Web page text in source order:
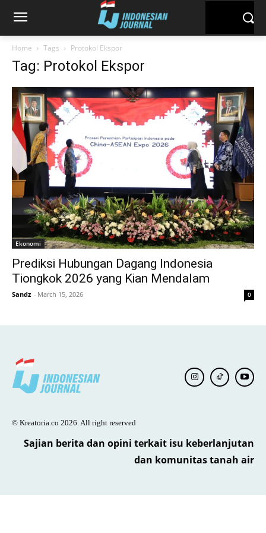
Home Tags Protokol Ekspor
Tag: Protokol Ekspor
Ekonomi
Prediksi Hubungan Dagang Indonesia
Tiongkok 2026 yang Kian Mendalam
Sandz - March 15, 2026 0
© Kreatoria.co 2026. All right reserved
Sajian berita dan opini terkait isu keberlanjutan
dan komunitas tanah air